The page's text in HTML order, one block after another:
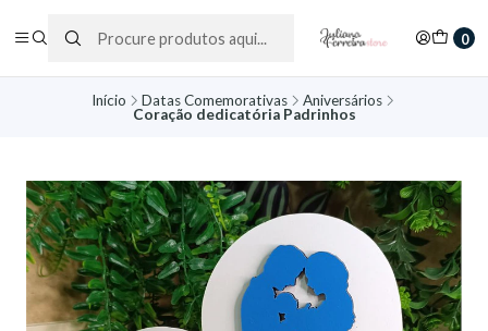
0
Início Datas Comemorativas
Aniversários
Coração dedicatória Padrinhos